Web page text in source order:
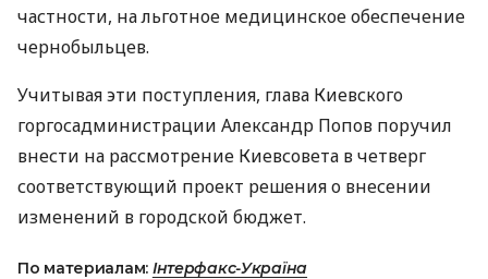
частности, на льготное медицинское обеспечение
чернобыльцев.
Учитывая эти поступления, глава Киевского
горгосадминистрации Александр Попов поручил
внести на рассмотрение Киевсовета в четверг
соответствующий проект решения о внесении
изменений в городской бюджет.
По материалам: Інтерфакс-Україна